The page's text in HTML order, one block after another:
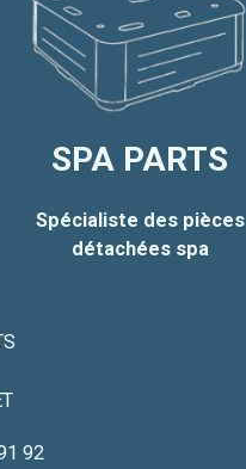
SPA PARTS
Spécialiste des pièces
détachées spa
92